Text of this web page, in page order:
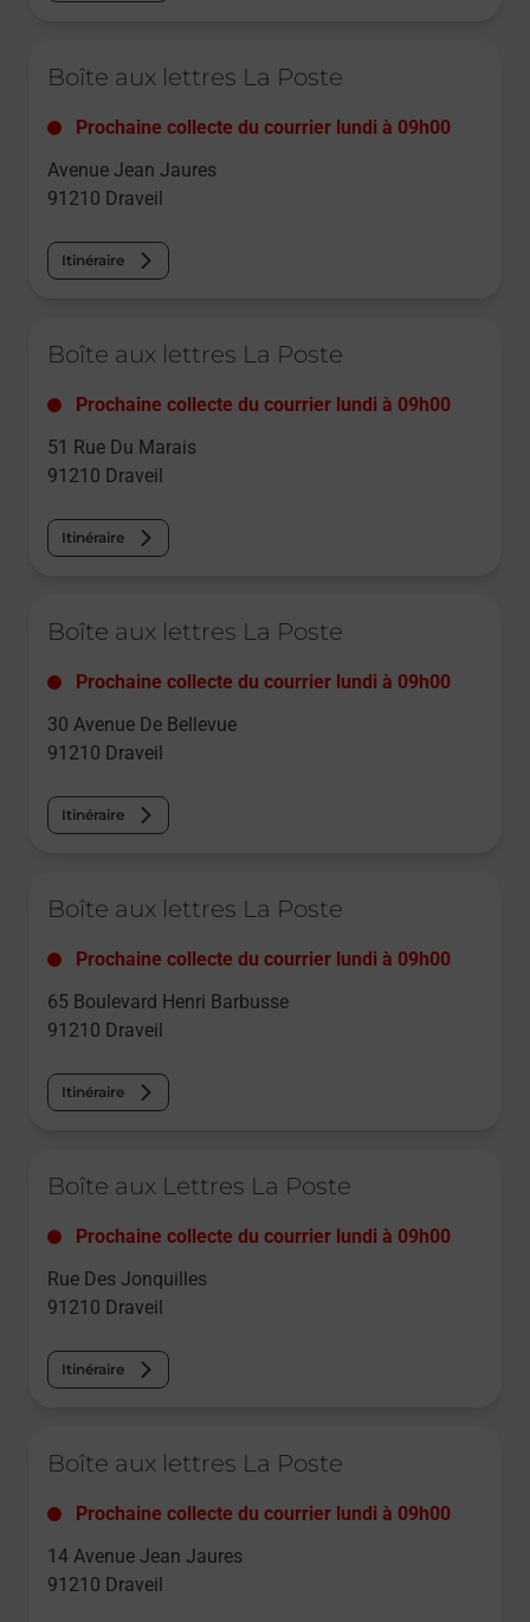
Boîte aux lettres La Poste
Prochaine collecte du courrier lundi à 09h00
Avenue Jean Jaures
91210 Draveil
Itinéraire
Boîte aux lettres La Poste
Prochaine collecte du courrier lundi à 09h00
51 Rue Du Marais
91210 Draveil
Itinéraire
Boîte aux lettres La Poste
Prochaine collecte du courrier lundi à 09h00
30 Avenue De Bellevue
91210 Draveil
Itinéraire
Boîte aux lettres La Poste
Prochaine collecte du courrier lundi à 09h00
65 Boulevard Henri Barbusse
91210 Draveil
Itinéraire
Boîte aux Lettres La Poste
Prochaine collecte du courrier lundi à 09h00
Rue Des Jonquilles
91210 Draveil
Itinéraire
Boîte aux lettres La Poste
Prochaine collecte du courrier lundi à 09h00
14 Avenue Jean Jaures
91210 Draveil